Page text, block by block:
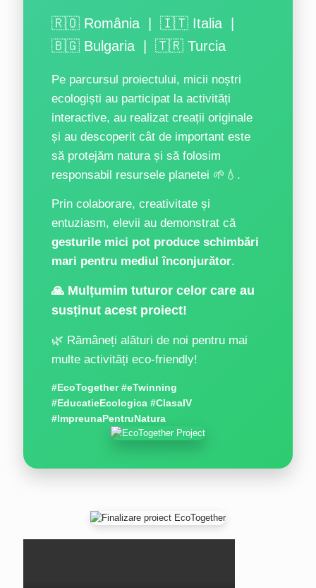
🇷🇴 România | 🇮🇹 Italia |
🇧🇬 Bulgaria | 🇹🇷 Turcia
Pe parcursul proiectului, micii noștri
ecologiști au participat la activități
interactive, au realizat creații originale
și au descoperit cât de important este
să protejăm natura și să folosim
responsabil resursele planetei 🌱💧.
Prin colaborare, creativitate și
entuziasm, elevii au demonstrat că
gesturile mici pot produce schimbări
mari pentru mediul înconjurător.
🙏 Mulțumim tuturor celor care au
susținut acest proiect!
🌿 Rămâneți alături de noi pentru mai
multe activități eco-friendly!
#EcoTogether #eTwinning
#EducatieEcologica #ClasaIV
#ImpreunaPentruNatura